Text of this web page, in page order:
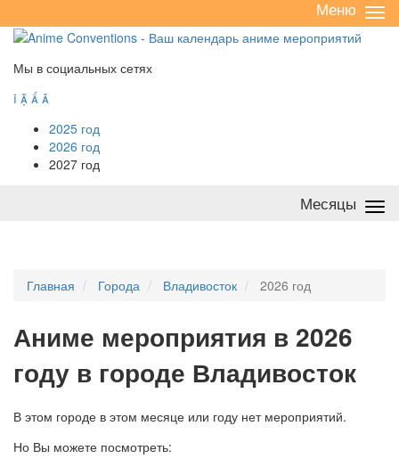
/
Меню
Мы в социальных сетях
   
2025 год
2026 год
2027 год
Месяцы
Главная Города Владивосток 2026 год
Аниме мероприятия в 2026
году в городе Владивосток
В этом городе в этом месяце или году нет мероприятий.
Но Вы можете посмотреть: